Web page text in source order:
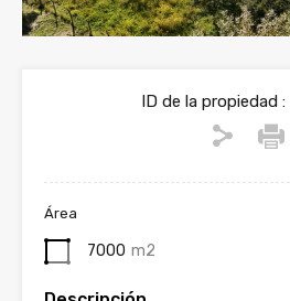
ID de la propiedad :
Área
7000 m2